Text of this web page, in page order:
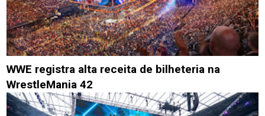
WWE registra alta receita de bilheteria na
WrestleMania 42